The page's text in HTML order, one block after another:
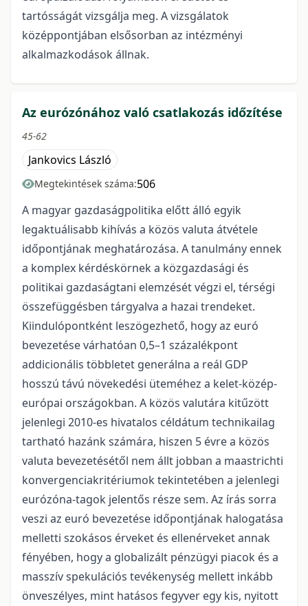
tartósságát vizsgálja meg. A vizsgálatok
középpontjában elsősorban az intézményi
alkalmazkodások állnak.
Az eurózónához való csatlakozás időzítése
45-62
Jankovics László
Megtekintések száma:506
A magyar gazdaságpolitika előtt álló egyik
legaktuálisabb kihívás a közös valuta átvétele
időpontjának meghatározása. A tanulmány ennek
a komplex kérdéskörnek a közgazdasági és
politikai gazdaságtani elemzését végzi el, térségi
összefüggésben tárgyalva a hazai trendeket.
Kiindulópontként leszögezhető, hogy az euró
bevezetése várhatóan 0,5–1 százalékpont
addicionális többletet generálna a reál GDP
hosszú távú növekedési üteméhez a kelet-közép-
európai országokban. A közös valutára kitűzött
jelenlegi 2010-es hivatalos céldátum technikailag
tartható hazánk számára, hiszen 5 évre a közös
valuta bevezetésétől nem állt jobban a maastrichti
konvergenciakritériumok tekintetében a jelenlegi
eurózóna-tagok jelentős része sem. Az írás sorra
veszi az euró bevezetése időpontjának halogatása
melletti szokásos érveket és ellenérveket annak
fényében, hogy a globalizált pénzügyi piacok és a
masszív spekulációs tevékenység mellett inkább
önveszélyes, mint hatásos fegyver egy kis, nyitott